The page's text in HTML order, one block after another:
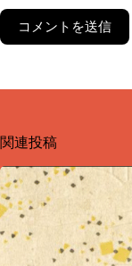
コメントを送信
関連投稿